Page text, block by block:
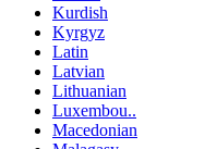
Kurdish
Kyrgyz
Latin
Latvian
Lithuanian
Luxembou..
Macedonian